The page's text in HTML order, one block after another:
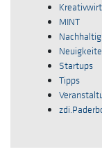
MINT
Startups
Tipps